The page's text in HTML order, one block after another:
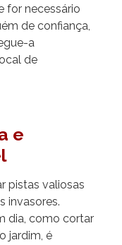
for necessário
de confiança,
a
de
e
pistas valiosas
invasores.
dia, como cortar
jardim, é